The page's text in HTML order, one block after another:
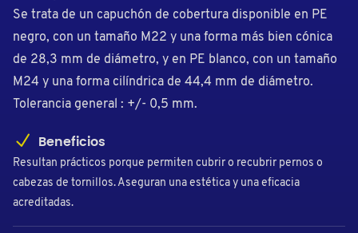
Se trata de un capuchón de cobertura disponible en PE
negro, con un tamaño M22 y una forma más bien cónica
de 28,3 mm de diámetro, y en PE blanco, con un tamaño
M24 y una forma cilíndrica de 44,4 mm de diámetro.
Tolerancia general : +/- 0,5 mm.
Beneficios
Resultan prácticos porque permiten cubrir o recubrir pernos o
cabezas de tornillos. Aseguran una estética y una eficacia
acreditadas.